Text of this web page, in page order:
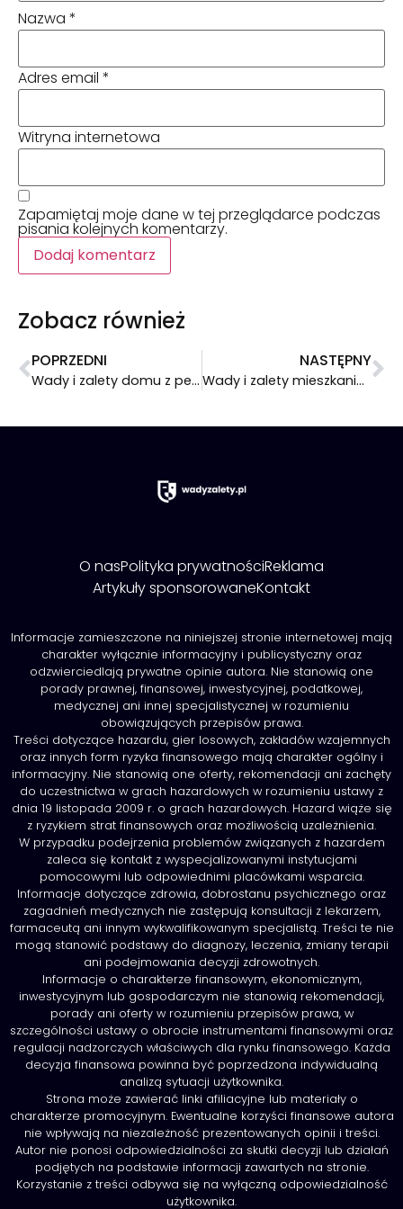
Nazwa *
Adres email *
Witryna internetowa
Zapamiętaj moje dane w tej przeglądarce podczas
pisania kolejnych komentarzy.
Zobacz również
POPRZEDNI
Wady i zalety domu z perlitu
NASTĘPNY
Wady i zalety mieszkania w mieście
O nasPolityka prywatnościReklama
Artykuły sponsorowaneKontakt
Informacje zamieszczone na niniejszej stronie internetowej mają
charakter wyłącznie informacyjny i publicystyczny oraz
odzwierciedlają prywatne opinie autora. Nie stanowią one
porady prawnej, finansowej, inwestycyjnej, podatkowej,
medycznej ani innej specjalistycznej w rozumieniu
obowiązujących przepisów prawa.
Treści dotyczące hazardu, gier losowych, zakładów wzajemnych
oraz innych form ryzyka finansowego mają charakter ogólny i
informacyjny. Nie stanowią one oferty, rekomendacji ani zachęty
do uczestnictwa w grach hazardowych w rozumieniu ustawy z
dnia 19 listopada 2009 r. o grach hazardowych. Hazard wiąże się
z ryzykiem strat finansowych oraz możliwością uzależnienia.
W przypadku podejrzenia problemów związanych z hazardem
zaleca się kontakt z wyspecjalizowanymi instytucjami
pomocowymi lub odpowiednimi placówkami wsparcia.
Informacje dotyczące zdrowia, dobrostanu psychicznego oraz
zagadnień medycznych nie zastępują konsultacji z lekarzem,
farmaceutą ani innym wykwalifikowanym specjalistą. Treści te nie
mogą stanowić podstawy do diagnozy, leczenia, zmiany terapii
ani podejmowania decyzji zdrowotnych.
Informacje o charakterze finansowym, ekonomicznym,
inwestycyjnym lub gospodarczym nie stanowią rekomendacji,
porady ani oferty w rozumieniu przepisów prawa, w
szczególności ustawy o obrocie instrumentami finansowymi oraz
regulacji nadzorczych właściwych dla rynku finansowego. Każda
decyzja finansowa powinna być poprzedzona indywidualną
analizą sytuacji użytkownika.
Strona może zawierać linki afiliacyjne lub materiały o
charakterze promocyjnym. Ewentualne korzyści finansowe autora
nie wpływają na niezależność prezentowanych opinii i treści.
Autor nie ponosi odpowiedzialności za skutki decyzji lub działań
podjętych na podstawie informacji zawartych na stronie.
Korzystanie z treści odbywa się na wyłączną odpowiedzialność
użytkownika.